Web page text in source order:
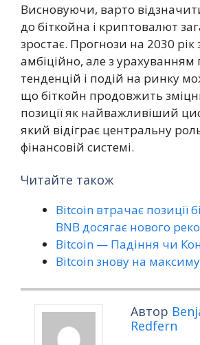
Висновуючи, варто
до біткойна і криптовалют
зростає. Прогнози на 2030 рік
амбіційно, але з
тенденцій і подій на ринку
що біткойн продовжить
позиції як найважливіший
який відіграє центральну
фінансовій системі.
Читайте також
Bitcoin втрачає позиції
BNB досягає нового
Bitcoin — Падіння чи
Bitcoin знову на
Автор
Redfern